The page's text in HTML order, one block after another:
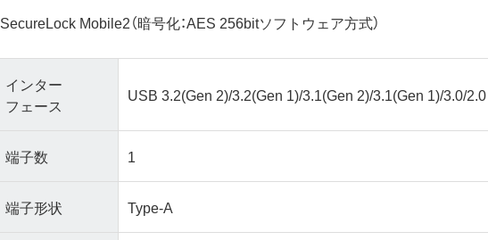
SecureLock Mobile2（暗号化：AES 256bitソフトウェア方式）
インター
フェース
USB 3.2(Gen 2)/3.2(Gen 1)/3.1(Gen 2)/3.1(Gen 1)/3.0/2.0
端子数 1
端子形状 Type-A